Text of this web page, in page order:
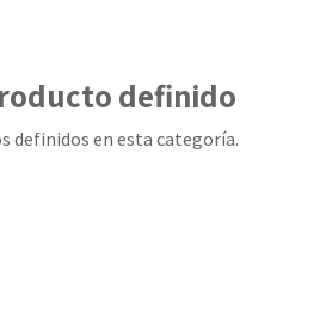
definido
definidos en esta categoría.